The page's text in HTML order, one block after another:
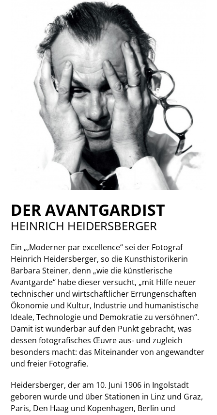
DER AVANTGARDIST
HEINRICH HEIDERSBERGER
Ein „‚Moderner par excellence“ sei der Fotograf
Heinrich Heidersberger, so die Kunsthistorikerin
Barbara Steiner, denn „wie die künstlerische
Avantgarde“ habe dieser versucht, „mit Hilfe neuer
technischer und wirtschaftlicher Errungenschaften
Ökonomie und Kultur, Industrie und humanistische
Ideale, Technologie und Demokratie zu versöhnen“.
Damit ist wunderbar auf den Punkt gebracht, was
dessen fotografisches Œuvre aus- und zugleich
besonders macht: das Miteinander von angewandter
und freier Fotografie.
Heidersberger, der am 10. Juni 1906 in Ingolstadt
geboren wurde und über Stationen in Linz und Graz,
Paris, Den Haag und Kopenhagen, Berlin und